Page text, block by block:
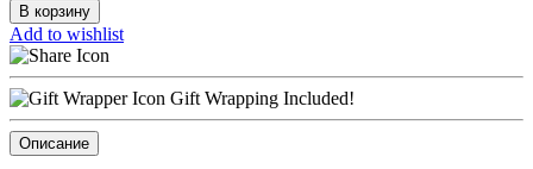
В корзину
Add to wishlist
Gift Wrapping Included!
Описание